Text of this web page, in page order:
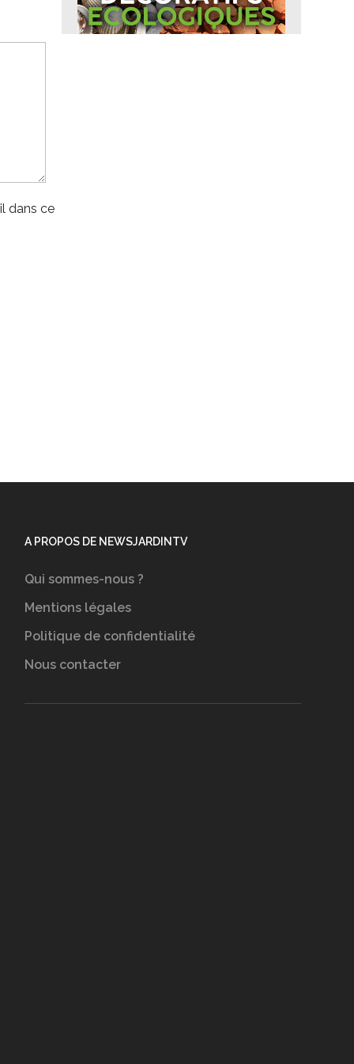
dans ce
A PROPOS DE NEWSJARDINTV
Qui sommes-nous ?
Mentions légales
Politique de confidentialité
Nous contacter